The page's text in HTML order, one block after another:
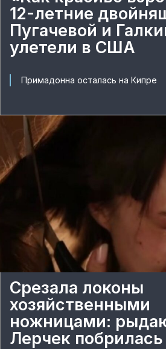
12-летние
Пугачевой и
улетели в США
Примадонна осталась на Кипре
Срезала локоны
хозяйственными
ножницами:
Лерчек